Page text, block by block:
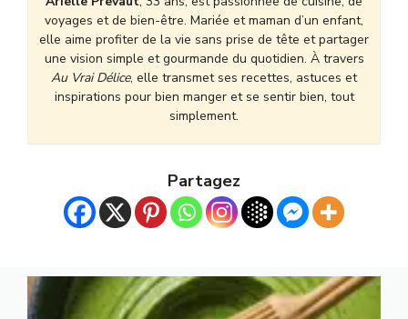
voyages et de bien-être. Mariée et maman d’un enfant,
elle aime profiter de la vie sans prise de tête et partager
une vision simple et gourmande du quotidien. À travers
Au Vrai Délice, elle transmet ses recettes, astuces et
inspirations pour bien manger et se sentir bien, tout
simplement.
Partagez